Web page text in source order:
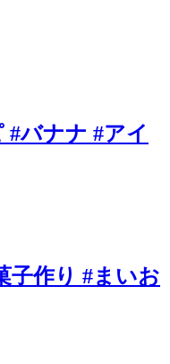
バナナ #アイ
子作り #まいお